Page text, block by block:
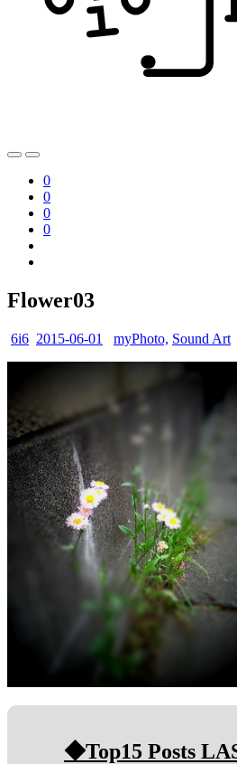
0
0
0
0
Flower03
6i6 2015-06-01 myPhoto, Sound Art
◆Top15 Posts